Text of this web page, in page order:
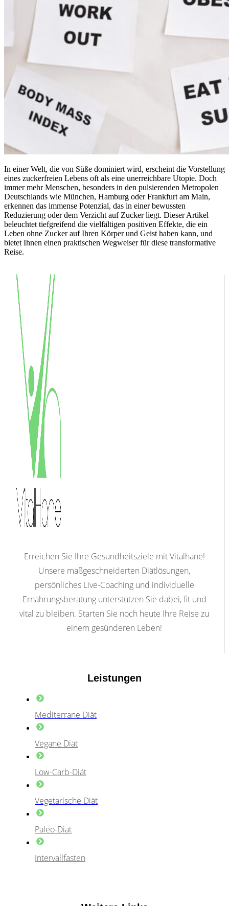
In einer Welt, die von Süße dominiert wird, erscheint die Vorstellung
eines zuckerfreien Lebens oft als eine unerreichbare Utopie. Doch
immer mehr Menschen, besonders in den pulsierenden Metropolen
Deutschlands wie München, Hamburg oder Frankfurt am Main,
erkennen das immense Potenzial, das in einer bewussten
Reduzierung oder dem Verzicht auf Zucker liegt. Dieser Artikel
beleuchtet tiefgreifend die vielfältigen positiven Effekte, die ein
Leben ohne Zucker auf Ihren Körper und Geist haben kann, und
bietet Ihnen einen praktischen Wegweiser für diese transformative
Reise.
Erreichen Sie Ihre Gesundheitsziele mit Vitalhane!
Unsere maßgeschneiderten Diätlösungen,
persönliches Live-Coaching und individuelle
Ernährungsberatung unterstützen Sie dabei, fit und
vital zu bleiben. Starten Sie noch heute Ihre Reise zu
einem gesünderen Leben!
Leistungen
Mediterrane Diät
Vegane Diät
Low-Carb-Diät
Vegetarische Diät
Paleo-Diät
Intervallfasten